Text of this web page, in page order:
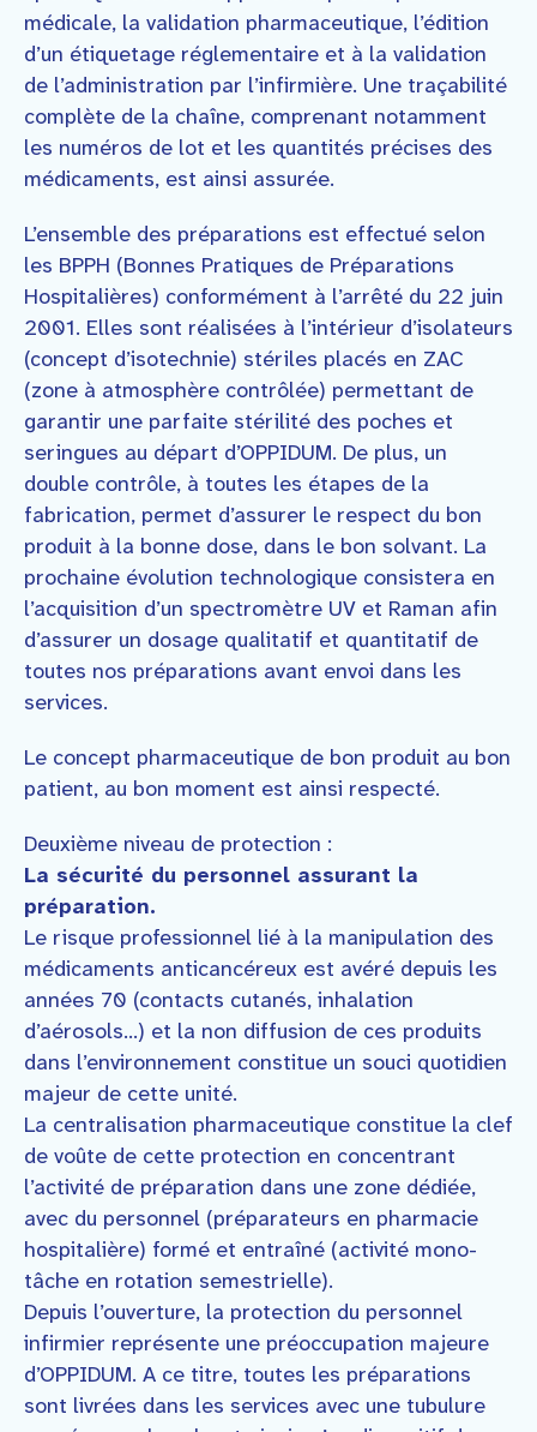
médicale, la validation pharmaceutique, l’édition
d’un étiquetage réglementaire et à la validation
de l’administration par l’infirmière. Une traçabilité
complète de la chaîne, comprenant notamment
les numéros de lot et les quantités précises des
médicaments, est ainsi assurée.
L’ensemble des préparations est effectué selon
les BPPH (Bonnes Pratiques de Préparations
Hospitalières) conformément à l’arrêté du 22 juin
2001. Elles sont réalisées à l’intérieur d’isolateurs
(concept d’isotechnie) stériles placés en ZAC
(zone à atmosphère contrôlée) permettant de
garantir une parfaite stérilité des poches et
seringues au départ d’OPPIDUM. De plus, un
double contrôle, à toutes les étapes de la
fabrication, permet d’assurer le respect du bon
produit à la bonne dose, dans le bon solvant. La
prochaine évolution technologique consistera en
l’acquisition d’un spectromètre UV et Raman afin
d’assurer un dosage qualitatif et quantitatif de
toutes nos préparations avant envoi dans les
services.
Le concept pharmaceutique de bon produit au bon
patient, au bon moment est ainsi respecté.
Deuxième niveau de protection :
La sécurité du personnel assurant la
préparation.
Le risque professionnel lié à la manipulation des
médicaments anticancéreux est avéré depuis les
années 70 (contacts cutanés, inhalation
d’aérosols…) et la non diffusion de ces produits
dans l’environnement constitue un souci quotidien
majeur de cette unité.
La centralisation pharmaceutique constitue la clef
de voûte de cette protection en concentrant
l’activité de préparation dans une zone dédiée,
avec du personnel (préparateurs en pharmacie
hospitalière) formé et entraîné (activité mono-
tâche en rotation semestrielle).
Depuis l’ouverture, la protection du personnel
infirmier représente une préoccupation majeure
d’OPPIDUM. A ce titre, toutes les préparations
sont livrées dans les services avec une tubulure